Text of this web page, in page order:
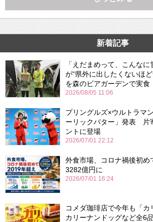
新着記事
「えだまめって、こんな
が“県外に出したくないほ
を森のビアガーデンで実食
2026/08/05 11:06
プリングルズ×ウルトラマ
ーリックバター」発表 片
ントに登場
2026/07/01 22:12
外食市場、コロナ禍後初
3282億円に
2026/07/01 16:24
コメダ珈琲店で今年も「
カリーナンドッグなど全6